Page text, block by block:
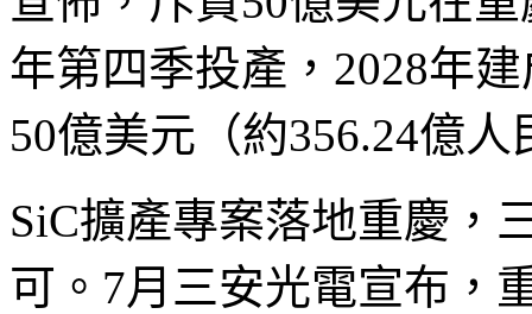
年第四季投產，2028年
50億美元（約356.24億人
SiC擴產專案落地重慶，
可。7月三安光電宣布，